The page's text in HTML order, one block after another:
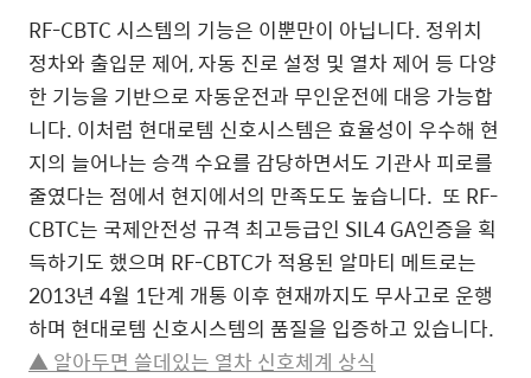
RF-CBTC 시스템의 기능은 이뿐만이 아닙니다. 정위치
정차와 출입문 제어, 자동 진로 설정 및 열차 제어 등 다양
한 기능을 기반으로 자동운전과 무인운전에 대응 가능합
니다. 이처럼 현대로템 신호시스템은 효율성이 우수해 현
지의 늘어나는 승객 수요를 감당하면서도 기관사 피로를
줄였다는 점에서 현지에서의 만족도도 높습니다. 또 RF-
CBTC는 국제안전성 규격 최고등급인 SIL4 GA인증을 획
득하기도 했으며 RF-CBTC가 적용된 알마티 메트로는
2013년 4월 1단계 개통 이후 현재까지도 무사고로 운행
하며 현대로템 신호시스템의 품질을 입증하고 있습니다.
▲ 알아두면 쓸데있는 열차 신호체계 상식